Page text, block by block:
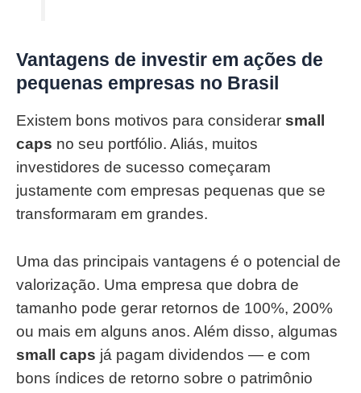
Vantagens de investir em ações de
pequenas empresas no Brasil
Existem bons motivos para considerar small
caps no seu portfólio. Aliás, muitos
investidores de sucesso começaram
justamente com empresas pequenas que se
transformaram em grandes.
Uma das principais vantagens é o potencial de
valorização. Uma empresa que dobra de
tamanho pode gerar retornos de 100%, 200%
ou mais em alguns anos. Além disso, algumas
small caps já pagam dividendos — e com
bons índices de retorno sobre o patrimônio